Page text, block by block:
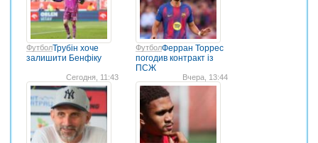
ФутболТрубін хоче
залишити Бенфіку
ФутболФерран Торрес
погодив контракт із
ПСЖ
Сегодня, 11:43 Вчера, 13:44